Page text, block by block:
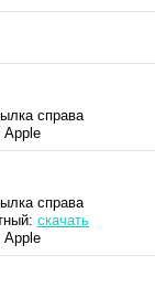
справа
Apple
справа
скачать
Apple